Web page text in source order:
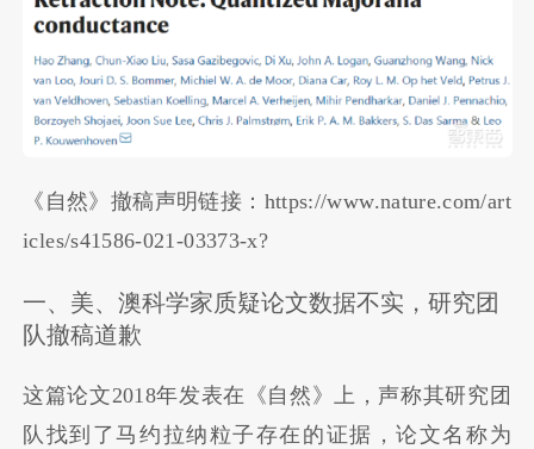
《自然》撤稿声明链接：https://www.nature.com/art
icles/s41586-021-03373-x?
一、美、澳科学家质疑论文数据不实，研究团
队撤稿道歉
这篇论文2018年发表在《自然》上，声称其研究团
队找到了马约拉纳粒子存在的证据，论文名称为